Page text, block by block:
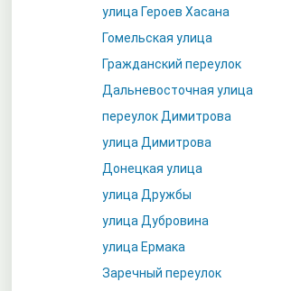
улица Героев Хасана
Гомельская улица
Гражданский переулок
Дальневосточная улица
переулок Димитрова
улица Димитрова
Донецкая улица
улица Дружбы
улица Дубровина
улица Ермака
Заречный переулок